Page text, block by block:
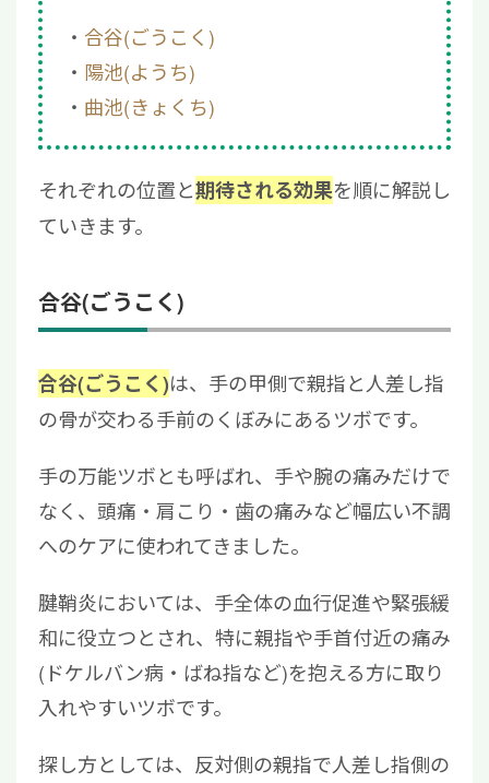
合谷(ごうこく)
陽池(ようち)
曲池(きょくち)
それぞれの位置と期待される効果を順に解説し
ていきます。
合谷(ごうこく)
合谷(ごうこく)は、手の甲側で親指と人差し指
の骨が交わる手前のくぼみにあるツボです。
手の万能ツボとも呼ばれ、手や腕の痛みだけで
なく、頭痛・肩こり・歯の痛みなど幅広い不調
へのケアに使われてきました。
腱鞘炎においては、手全体の血行促進や緊張緩
和に役立つとされ、特に親指や手首付近の痛み
(ドケルバン病・ばね指など)を抱える方に取り
入れやすいツボです。
探し方としては、反対側の親指で人差し指側の